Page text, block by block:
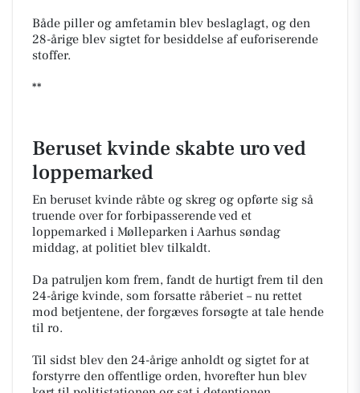
Både piller og amfetamin blev beslaglagt, og den
28-årige blev sigtet for besiddelse af euforiserende
stoffer.
**
Beruset kvinde skabte uro ved
loppemarked
En beruset kvinde råbte og skreg og opførte sig så
truende over for forbipasserende ved et
loppemarked i Mølleparken i Aarhus søndag
middag, at politiet blev tilkaldt.
Da patruljen kom frem, fandt de hurtigt frem til den
24-årige kvinde, som forsatte råberiet – nu rettet
mod betjentene, der forgæves forsøgte at tale hende
til ro.
Til sidst blev den 24-årige anholdt og sigtet for at
forstyrre den offentlige orden, hvorefter hun blev